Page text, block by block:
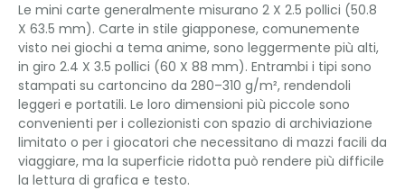
Le mini carte generalmente misurano 2 X 2.5 pollici (50.8
X 63.5 mm). Carte in stile giapponese, comunemente
visto nei giochi a tema anime, sono leggermente più alti,
in giro 2.4 X 3.5 pollici (60 X 88 mm). Entrambi i tipi sono
stampati su cartoncino da 280–310 g/m², rendendoli
leggeri e portatili. Le loro dimensioni più piccole sono
convenienti per i collezionisti con spazio di archiviazione
limitato o per i giocatori che necessitano di mazzi facili da
viaggiare, ma la superficie ridotta può rendere più difficile
la lettura di grafica e testo.